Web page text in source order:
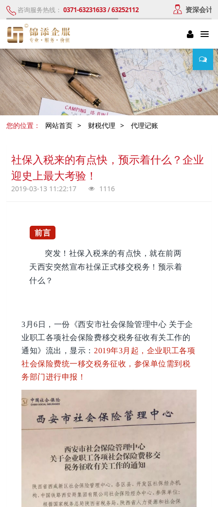
咨询服务热线： 0371-63231633 / 63252112 资深会计
您的位置： 网站首页 > 财税代理 > 代理记账
社保入税来的有点快，预示着什么？企业
迎史上最大考验！
2019-03-13 11:22:17 1116
前言
突发！社保入税来的有点快，就在前两
天西安突然宣布社保正式移交税务！预示着
什么？
3月6日，一份《西安市社会保险管理中心 关于企
业职工各项社会保险费移交税务征收有关工作的
通知》流出，显示： 2019年3月起，企业职工各项
社会保险费统一移交税务征收，参保单位需到税
务部门进行申报！